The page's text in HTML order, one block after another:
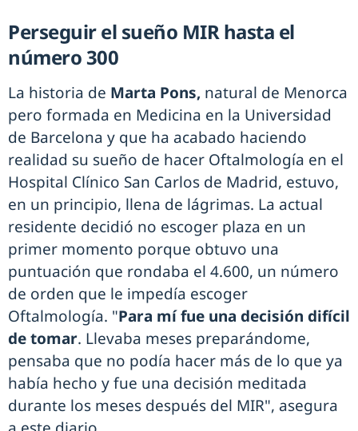
Perseguir el sueño MIR hasta el
número 300
La historia de Marta Pons, natural de Menorca
pero formada en Medicina en la Universidad
de Barcelona y que ha acabado haciendo
realidad su sueño de hacer Oftalmología en el
Hospital Clínico San Carlos de Madrid, estuvo,
en un principio, llena de lágrimas. La actual
residente decidió no escoger plaza en un
primer momento porque obtuvo una
puntuación que rondaba el 4.600, un número
de orden que le impedía escoger
Oftalmología. "Para mí fue una decisión difícil
de tomar. Llevaba meses preparándome,
pensaba que no podía hacer más de lo que ya
había hecho y fue una decisión meditada
durante los meses después del MIR", asegura